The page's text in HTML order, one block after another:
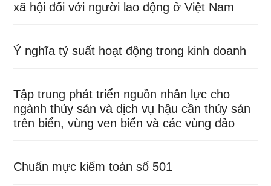
xã hội đối với người lao động ở Việt Nam
Ý nghĩa tỷ suất hoạt động trong kinh doanh
Tập trung phát triển nguồn nhân lực cho
ngành thủy sản và dịch vụ hậu cần thủy sản
trên biển, vùng ven biển và các vùng đảo
Chuẩn mực kiểm toán số 501